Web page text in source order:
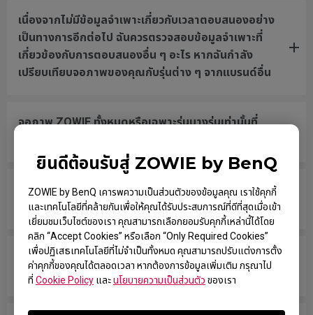
ยินดีต้อนรับสู่ ZOWIE by BenQ
ZOWIE by BenQ เคารพความเป็นส่วนตัวของข้อมูลคุณ เราใช้คุกกี้
และเทคโนโลยีที่คล้ายกันเพื่อให้คุณได้รับประสบการณ์ที่ดีที่สุดเมื่อเข้า
เยี่ยมชมเว็บไซต์ของเรา คุณสามารถเลือกยอมรับคุกกี้เหล่านี้ได้โดย
คลิก “Accept Cookies” หรือเลือก “Only Required Cookies”
เพื่อปฏิเสธเทคโนโลยีที่ไม่จำเป็นทั้งหมด คุณสามารถปรับแต่งการตั้ง
ค่าคุกกี้ของคุณได้ตลอดเวลา หากต้องการข้อมูลเพิ่มเติม กรุณาไป
ที่ Cookie Policy และนโยบายความเป็นส่วนตัว ของเรา
เนื่องจากไม่มีข้อมูลจำเพาะเกี่ยวกับเวลาตอบสนองอย่าง
เป็นทางการอีกต่อไป ฉันควรตรวจสอบข้อมูลจำเพาะที่
เกี่ยวข้องกับการตอบสนองอื่น ๆ อะไร หากฉันกำลัง
เปรียบเทียบจอภาพของคุณกับรุ่นต่าง ๆ จากแบรนด์อื่น
จอภาพ ZOWIE ทั้งหมดหรือเฉพาะรุ่นบางรุ่นเท่านั้นที่
รุ่นใดบ้างที่เข้ากันได้กับ PS5 และ Xbox Series X/S
สำหรับอัตราการรีเฟรชแบบแปรผัน (VRR)?
จอภาพของฉันรองรับ NVIDIA G-Sync Compatible
หรือไม่